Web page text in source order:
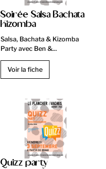
Soirée Salsa Bachata
Kizomba
Salsa, Bachata & Kizomba
Party avec Ben &...
Voir la fiche
Quizz party